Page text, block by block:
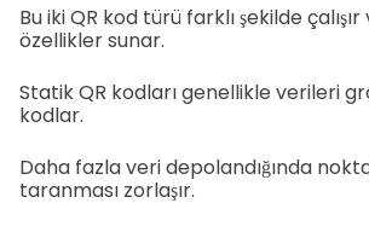
Bu iki QR kod türü farklı şekilde
özellikler sunar.
Statik QR kodları genellikle verileri
kodlar.
Daha fazla veri depolandığında
taranması zorlaşır.